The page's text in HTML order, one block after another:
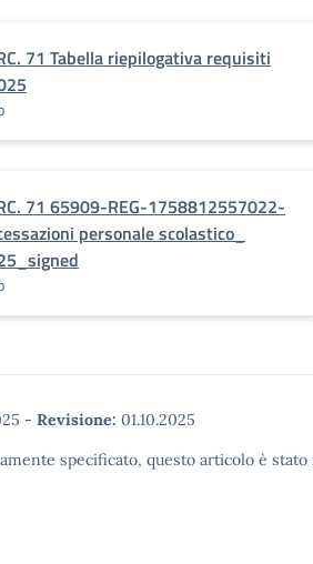
71 Tabella riepilogativa requisiti
71 65909-REG-1758812557022-
personale scolastico_
- Revisione: 01.10.2025
specificato, questo articolo è